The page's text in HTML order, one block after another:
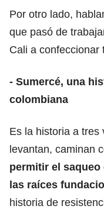
Por otro lado,
que pasó de
Cali a confeccionar
- Sumercé, una
colombiana
Es la historia a tres
levantan, caminan
permitir el saqueo
las raíces
historia de